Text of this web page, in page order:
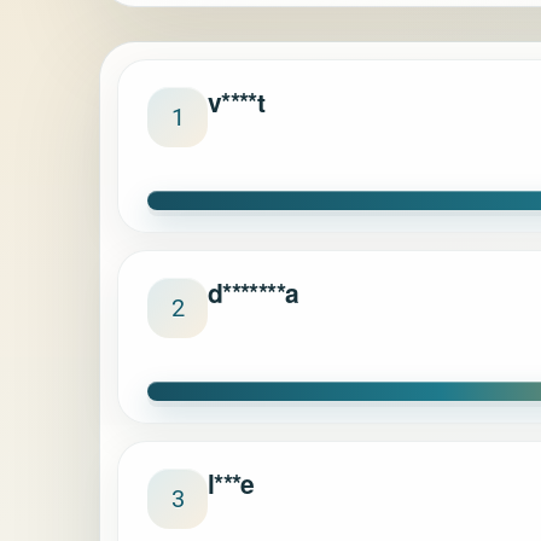
1 v****t
2 d*******a
3 l***e